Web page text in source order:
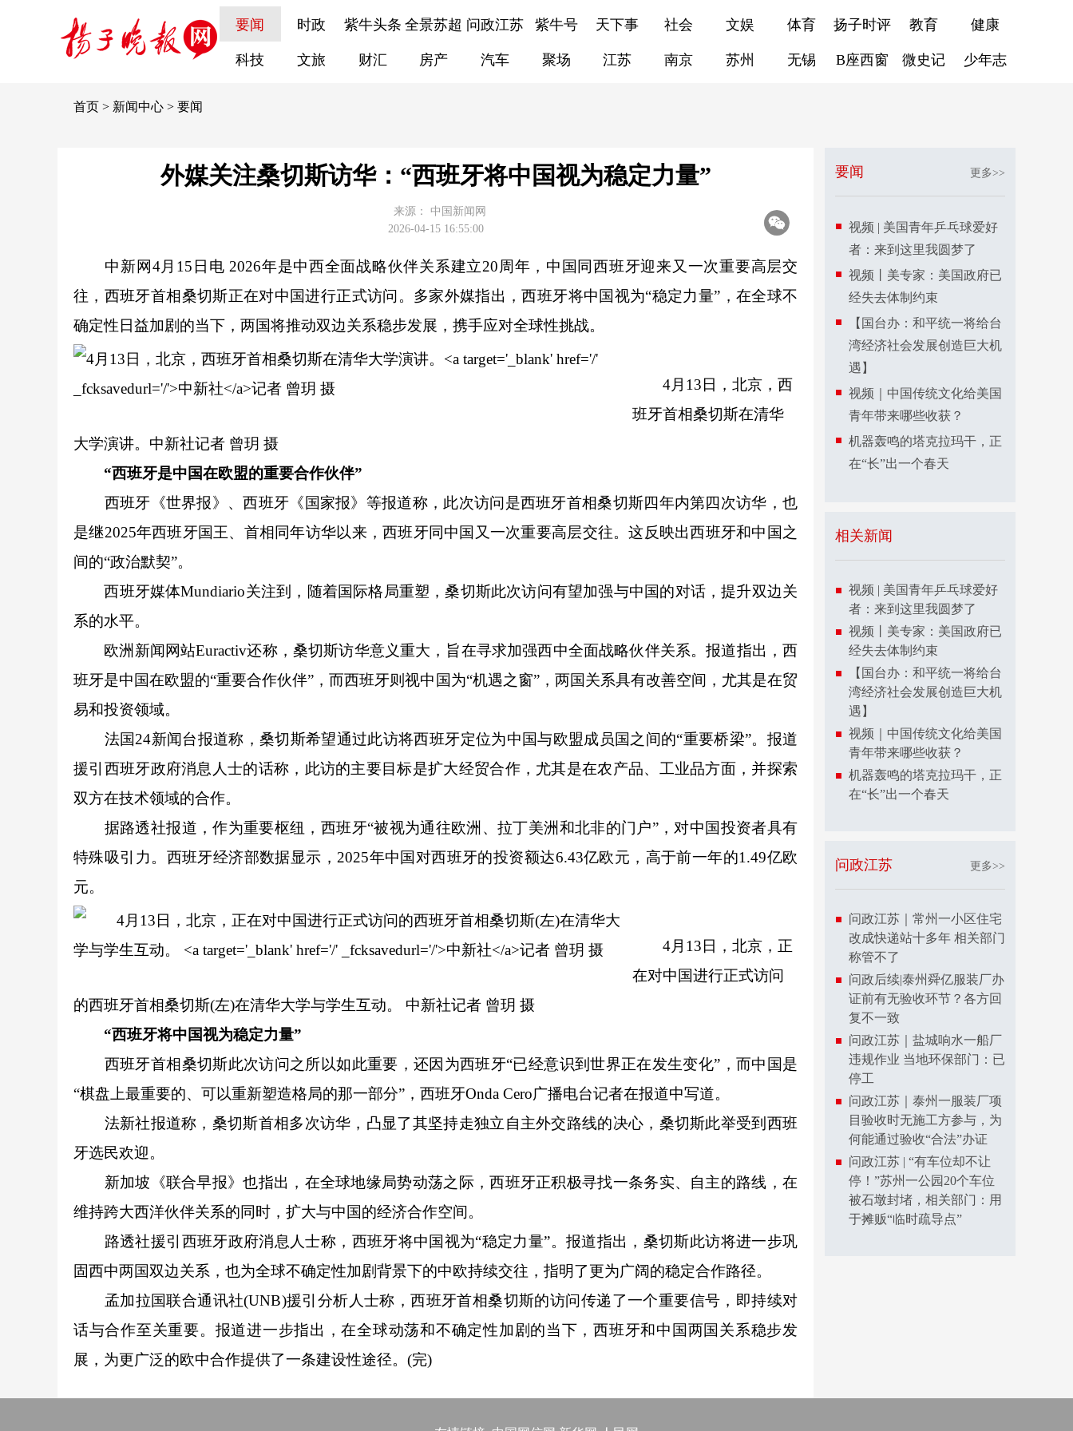
要闻 时政 紫牛头条 全景苏超 问政江苏 紫牛号 天下事 社会 文娱 体育 扬子时评 教育 健康
科技 文旅 财汇 房产 汽车 聚场 江苏 南京 苏州 无锡 B座西窗 微史记 少年志
首页 > 新闻中心 > 要闻
外媒关注桑切斯访华：“西班牙将中国视为稳定力量”
来源：
中国新闻网
2026-04-15 16:55:00
中新网4月15日电 2026年是中西全面战略伙伴关系建立20周年，中国同西班牙迎来又一次重要高层交
往，西班牙首相桑切斯正在对中国进行正式访问。多家外媒指出，西班牙将中国视为“稳定力量”，在全球不
确定性日益加剧的当下，两国将推动双边关系稳步发展，携手应对全球性挑战。
4月13日，北京，西
班牙首相桑切斯在清华
大学演讲。 中新社记者 曾玥 摄
“西班牙是中国在欧盟的重要合作伙伴”
西班牙《世界报》、西班牙《国家报》等报道称，此次访问是西班牙首相桑切斯四年内第四次访华，也
是继2025年西班牙国王、首相同年访华以来，西班牙同中国又一次重要高层交往。这反映出西班牙和中国之
间的“政治默契”。
西班牙媒体Mundiario关注到，随着国际格局重塑，桑切斯此次访问有望加强与中国的对话，提升双边关
系的水平。
欧洲新闻网站Euractiv还称，桑切斯访华意义重大，旨在寻求加强西中全面战略伙伴关系。报道指出，西
班牙是中国在欧盟的“重要合作伙伴”，而西班牙则视中国为“机遇之窗”，两国关系具有改善空间，尤其是在贸
易和投资领域。
法国24新闻台报道称，桑切斯希望通过此访将西班牙定位为中国与欧盟成员国之间的“重要桥梁”。报道
援引西班牙政府消息人士的话称，此访的主要目标是扩大经贸合作，尤其是在农产品、工业品方面，并探索
双方在技术领域的合作。
据路透社报道，作为重要枢纽，西班牙“被视为通往欧洲、拉丁美洲和北非的门户”，对中国投资者具有
特殊吸引力。西班牙经济部数据显示，2025年中国对西班牙的投资额达6.43亿欧元，高于前一年的1.49亿欧
元。
4月13日，北京，正
在对中国进行正式访问
的西班牙首相桑切斯(左)在清华大学与学生互动。 中新社记者 曾玥 摄
“西班牙将中国视为稳定力量”
西班牙首相桑切斯此次访问之所以如此重要，还因为西班牙“已经意识到世界正在发生变化”，而中国是
“棋盘上最重要的、可以重新塑造格局的那一部分”，西班牙Onda Cero广播电台记者在报道中写道。
法新社报道称，桑切斯首相多次访华，凸显了其坚持走独立自主外交路线的决心，桑切斯此举受到西班
牙选民欢迎。
新加坡《联合早报》也指出，在全球地缘局势动荡之际，西班牙正积极寻找一条务实、自主的路线，在
维持跨大西洋伙伴关系的同时，扩大与中国的经济合作空间。
路透社援引西班牙政府消息人士称，西班牙将中国视为“稳定力量”。报道指出，桑切斯此访将进一步巩
固西中两国双边关系，也为全球不确定性加剧背景下的中欧持续交往，指明了更为广阔的稳定合作路径。
孟加拉国联合通讯社(UNB)援引分析人士称，西班牙首相桑切斯的访问传递了一个重要信号，即持续对
话与合作至关重要。报道进一步指出，在全球动荡和不确定性加剧的当下，西班牙和中国两国关系稳步发
展，为更广泛的欧中合作提供了一条建设性途径。(完)
要闻 更多>>
视频 | 美国青年乒乓球爱好
者：来到这里我圆梦了
视频丨美专家：美国政府已
经失去体制约束
【国台办：和平统一将给台
湾经济社会发展创造巨大机
遇】
视频｜中国传统文化给美国
青年带来哪些收获？
机器轰鸣的塔克拉玛干，正
在“长”出一个春天
相关新闻
视频 | 美国青年乒乓球爱好
者：来到这里我圆梦了
视频丨美专家：美国政府已
经失去体制约束
【国台办：和平统一将给台
湾经济社会发展创造巨大机
遇】
视频｜中国传统文化给美国
青年带来哪些收获？
机器轰鸣的塔克拉玛干，正
在“长”出一个春天
问政江苏 更多>>
问政江苏｜常州一小区住宅
改成快递站十多年 相关部门
称管不了
问政后续|泰州舜亿服装厂办
证前有无验收环节？各方回
复不一致
问政江苏｜盐城响水一船厂
违规作业 当地环保部门：已
停工
问政江苏｜泰州一服装厂项
目验收时无施工方参与，为
何能通过验收“合法”办证
问政江苏 | “有车位却不让
停！”苏州一公园20个车位
被石墩封堵，相关部门：用
于摊贩“临时疏导点”